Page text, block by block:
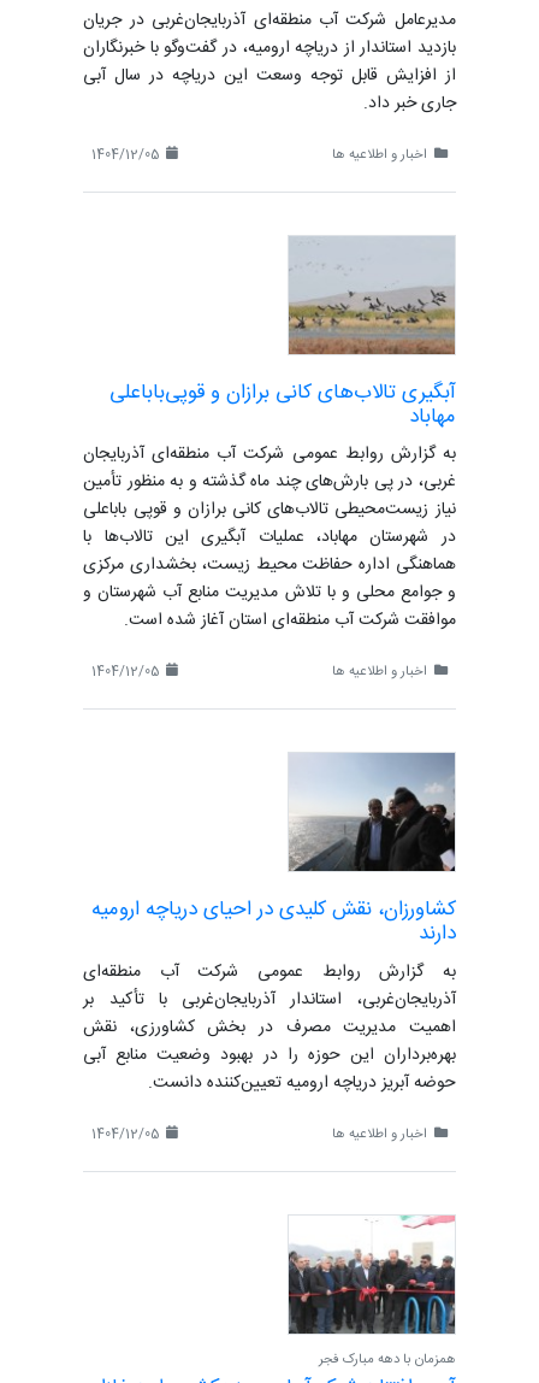
مدیرعامل شرکت آب منطقه‌ای آذربایجان‌غربی در جریان
بازدید استاندار از دریاچه ارومیه، در گفت‌وگو با خبرنگاران
از افزایش قابل توجه وسعت این دریاچه در سال آبی
جاری خبر داد.
اخبار و اطلاعیه ها
آبگیری تالاب‌های کانی برازان و قوپی‌باباعلی
مهاباد
به گزارش روابط عمومی شرکت آب منطقه‌ای آذربایجان
غربی، در پی بارش‌های چند ماه گذشته و به منظور تأمین
نیاز زیست‌محیطی تالاب‌های کانی برازان و قوپی باباعلی
در شهرستان مهاباد، عملیات آبگیری این تالاب‌ها با
هماهنگی اداره حفاظت محیط زیست، بخشداری مرکزی
و جوامع محلی و با تلاش مدیریت منابع آب شهرستان و
موافقت شرکت آب منطقه‌ای استان آغاز شده است.
اخبار و اطلاعیه ها
کشاورزان، نقش کلیدی در احیای دریاچه ارومیه
دارند
به گزارش روابط عمومی شرکت آب منطقه‌ای
آذربایجان‌غربی، استاندار آذربایجان‌غربی با تأکید بر
اهمیت مدیریت مصرف در بخش کشاورزی، نقش
بهره‌برداران این حوزه را در بهبود وضعیت منابع آبی
حوضه آبریز دریاچه ارومیه تعیین‌کننده دانست.
اخبار و اطلاعیه ها
همزمان با دهه مبارک فجر